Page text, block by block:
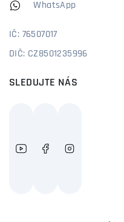
WhatsApp
IČ: 76507017
DIČ: CZ8501235996
SLEDUJTE NÁS